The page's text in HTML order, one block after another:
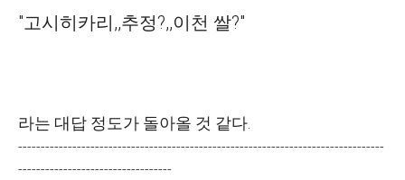
"고시히카리,,추정?,,이천 쌀?"
라는 대답 정도가 돌아올 것 같다.
---------------------------------------------------------------------------------
----------------------------------